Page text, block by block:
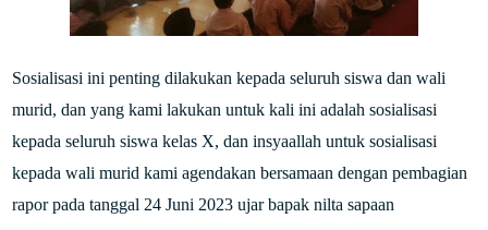
Sosialisasi ini penting dilakukan kepada seluruh siswa dan wali
murid, dan yang kami lakukan untuk kali ini adalah sosialisasi
kepada seluruh siswa kelas X, dan insyaallah untuk sosialisasi
kepada wali murid kami agendakan bersamaan dengan pembagian
rapor pada tanggal 24 Juni 2023 ujar bapak nilta sapaan